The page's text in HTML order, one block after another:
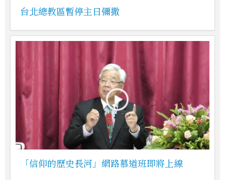
台北總教區暫停主日彌撒
「信仰的歷史長河」網路慕道班即將上線